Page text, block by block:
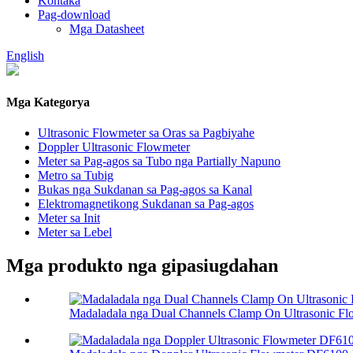
Pag-download
Mga Datasheet
English
Mga Kategorya
Ultrasonic Flowmeter sa Oras sa Pagbiyahe
Doppler Ultrasonic Flowmeter
Meter sa Pag-agos sa Tubo nga Partially Napuno
Metro sa Tubig
Bukas nga Sukdanan sa Pag-agos sa Kanal
Elektromagnetikong Sukdanan sa Pag-agos
Meter sa Init
Meter sa Lebel
Mga produkto nga gipasiugdahan
Madaladala nga Dual Channels Clamp On Ultrasonic